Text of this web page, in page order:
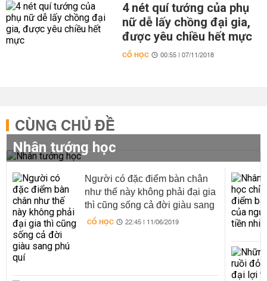
4 nét quí tướng của phụ
nữ dễ lấy chồng đại gia,
được yêu chiều hết mực
CỔ HỌC 00:55 | 07/11/2018
CÙNG CHỦ ĐỀ
Nhân tướng học
Người có đặc điểm bàn chân
như thế này không phải đại gia
thì cũng sống cả đời giàu sang
phú quí
CỔ HỌC 22:45 | 11/06/2019